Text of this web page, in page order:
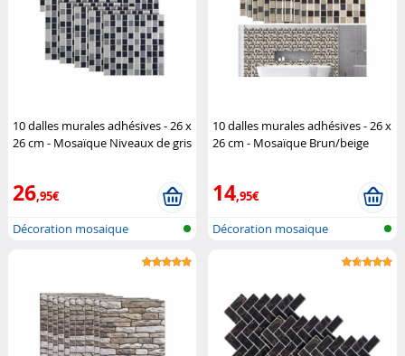
10 dalles murales adhésives - 26 x
26 cm - Mosaïque Niveaux de gris
26,95€
Décoration mosaique
10 dalles murales adhésives - 26 x
26 cm - Mosaïque Brun/beige
14,95€
Décoration mosaique